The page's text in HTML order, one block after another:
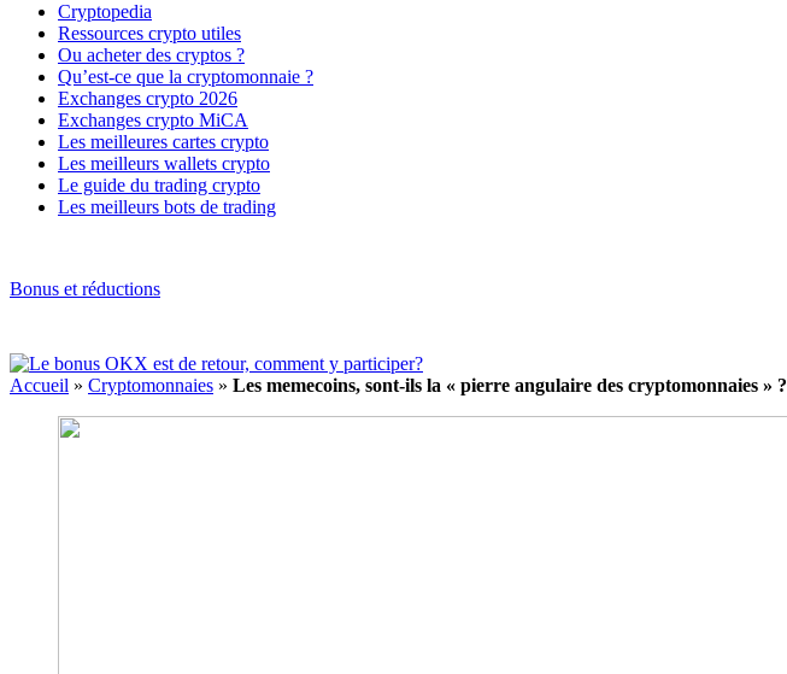
Cryptopedia
Ressources crypto utiles
Ou acheter des cryptos ?
Qu’est-ce que la cryptomonnaie ?
Exchanges crypto 2026
Exchanges crypto MiCA
Les meilleures cartes crypto
Les meilleurs wallets crypto
Le guide du trading crypto
Les meilleurs bots de trading
Bonus et réductions
Accueil » Cryptomonnaies » Les memecoins, sont-ils la « pierre angulaire des cryptomonnaies » ?